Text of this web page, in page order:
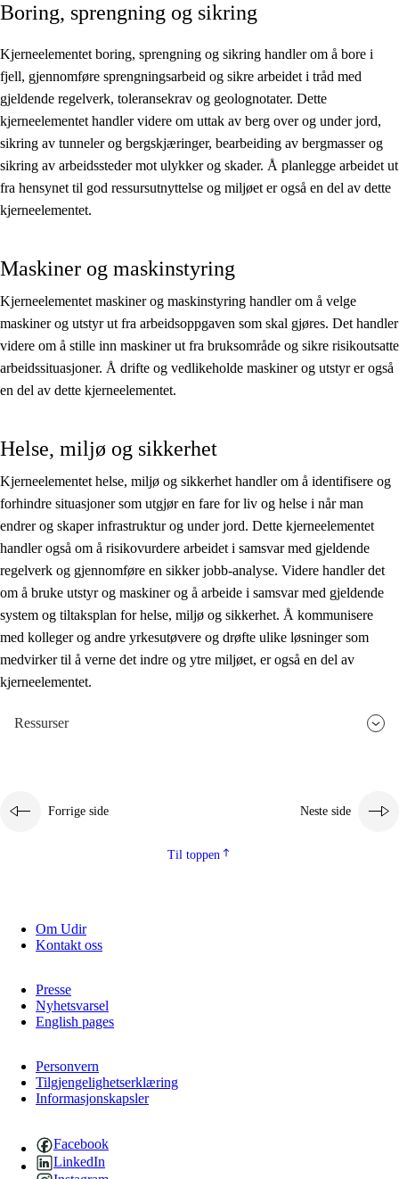
Kjerneelementer
Tverrfaglige temaer
Grunnleggende ferdigheter
Boring, sprengning og sikring
Kjerneelementet boring, sprengning og sikring handler om å bore i
fjell, gjennomføre sprengningsarbeid og sikre arbeidet i tråd med
gjeldende regelverk, toleransekrav og geolognotater. Dette
kjerneelementet handler videre om uttak av berg over og under jord,
sikring av tunneler og bergskjæringer, bearbeiding av bergmasser og
sikring av arbeidssteder mot ulykker og skader. Å planlegge arbeidet ut
fra hensynet til god ressursutnyttelse og miljøet er også en del av dette
kjerneelementet.
Maskiner og maskinstyring
Kjerneelementet maskiner og maskinstyring handler om å velge
maskiner og utstyr ut fra arbeidsoppgaven som skal gjøres. Det handler
videre om å stille inn maskiner ut fra bruksområde og sikre risikoutsatte
arbeidssituasjoner. Å drifte og vedlikeholde maskiner og utstyr er også
en del av dette kjerneelementet.
Helse, miljø og sikkerhet
Kjerneelementet helse, miljø og sikkerhet handler om å identifisere og
forhindre situasjoner som utgjør en fare for liv og helse i når man
endrer og skaper infrastruktur og under jord. Dette kjerneelementet
handler også om å risikovurdere arbeidet i samsvar med gjeldende
regelverk og gjennomføre en sikker jobb-analyse. Videre handler det
om å bruke utstyr og maskiner og å arbeide i samsvar med gjeldende
system og tiltaksplan for helse, miljø og sikkerhet. Å kommunisere
med kolleger og andre yrkesutøvere og drøfte ulike løsninger som
medvirker til å verne det indre og ytre miljøet, er også en del av
kjerneelementet.
Ressurser
Forrige side Neste side
Til toppen
Om Udir
Kontakt oss
Presse
Nyhetsvarsel
English pages
Personvern
Tilgjengelighetserklæring
Informasjonskapsler
Facebook
LinkedIn